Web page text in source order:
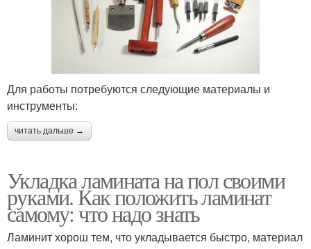
Для работы потребуются следующие материалы и
инструменты:
читать дальше →
Укладка ламината на пол своими
руками. Как положить ламинат
самому: что надо знать
Ламинит хорош тем, что укладывается быстро, материал